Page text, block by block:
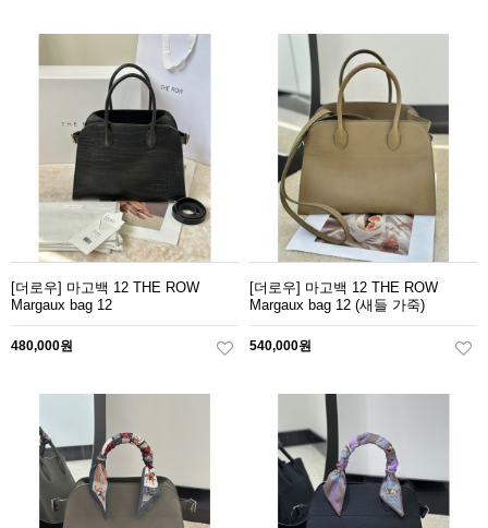
[더로우] 마고백 12 THE ROW
Margaux bag 12
480,000원
[더로우] 마고백 12 THE ROW
Margaux bag 12 (새들 가죽)
540,000원